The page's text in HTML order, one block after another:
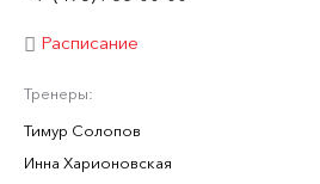
Расписание
Тренеры:
Тимур Солопов
Инна Харионовская